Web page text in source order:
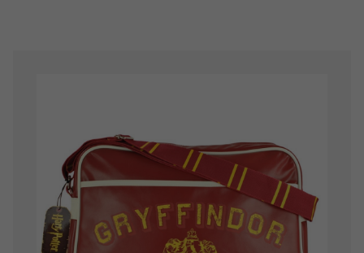
Emoji et Animoji
Little Buddha et Wise Wings
Peluches Animotsu Keel Eco Wild Hugg'em
Dino World et Monster car
Harry Potter